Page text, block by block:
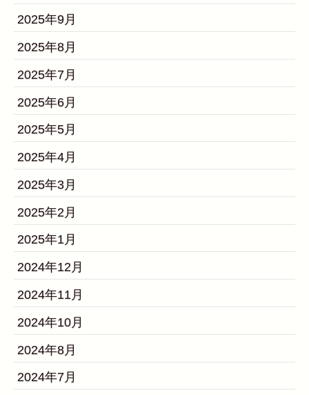
2025年9月
2025年8月
2025年7月
2025年6月
2025年5月
2025年4月
2025年3月
2025年2月
2025年1月
2024年12月
2024年11月
2024年10月
2024年8月
2024年7月